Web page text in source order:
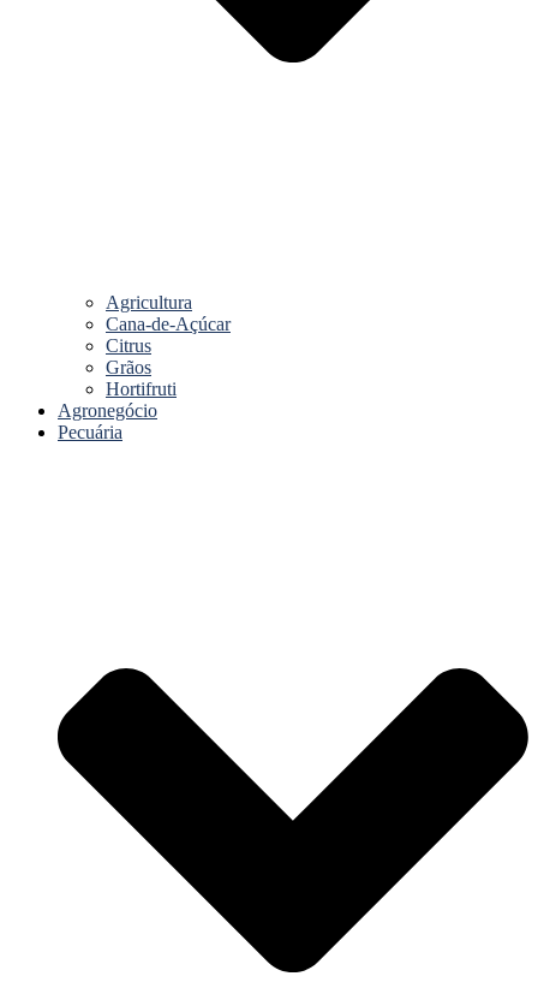
Agricultura
Cana-de-Açúcar
Citrus
Grãos
Hortifruti
Agronegócio
Pecuária